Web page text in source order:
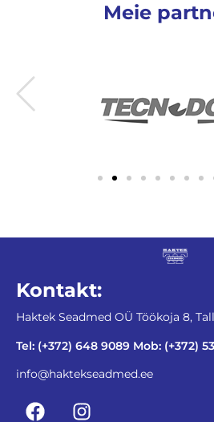
Meie
Kontakt:
Haktek Seadmed OÜ Töökoja 8,
Tel: (+372) 648 9089 Mob: (+372)
info@haktekseadmed.ee